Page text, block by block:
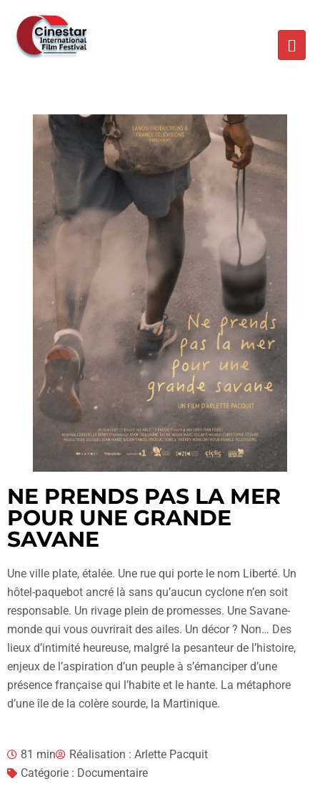
NE PRENDS PAS LA MER
POUR UNE GRANDE
SAVANE
Une ville plate, étalée. Une rue qui porte le nom Liberté. Un
hôtel-paquebot ancré là sans qu’aucun cyclone n’en soit
responsable. Un rivage plein de promesses. Une Savane-
monde qui vous ouvrirait des ailes. Un décor ? Non… Des
lieux d’intimité heureuse, malgré la pesanteur de l’histoire,
enjeux de l’aspiration d’un peuple à s’émanciper d’une
présence française qui l’habite et le hante. La métaphore
d’une île de la colère sourde, la Martinique.
81 min
Réalisation : Arlette Pacquit
Catégorie : Documentaire